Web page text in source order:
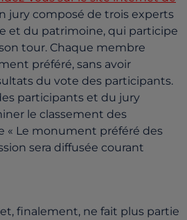
jury composé de trois experts
et du patrimoine, qui participe
tour. Chaque membre
préféré, sans avoir
du vote des participants.
participants et du jury
le classement des
« Le monument préféré des
sera diffusée courant
finalement, ne fait plus partie